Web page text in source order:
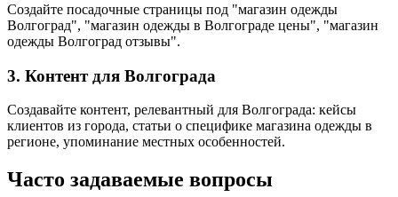
Создайте посадочные страницы под "магазин одежды
Волгоград", "магазин одежды в Волгограде цены", "магазин
одежды Волгоград отзывы".
3. Контент для Волгограда
Создавайте контент, релевантный для Волгограда: кейсы
клиентов из города, статьи о специфике магазина одежды в
регионе, упоминание местных особенностей.
Часто задаваемые вопросы